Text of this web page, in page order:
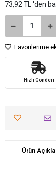
73,92 TL 'den
Favorilerime
Hızlı Gönderi
Ürün